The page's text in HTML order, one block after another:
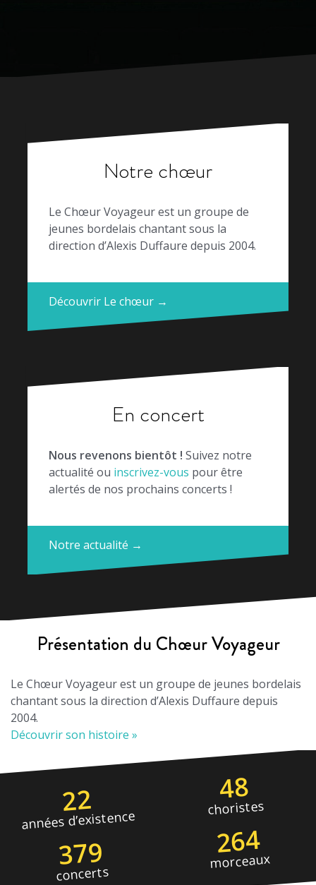
Notre chœur
Le Chœur Voyageur est un groupe de
jeunes bordelais chantant sous la
direction d’Alexis Duffaure depuis 2004.
Découvrir Le chœur →
En concert
Nous revenons bientôt ! Suivez notre
actualité ou inscrivez-vous pour être
alertés de nos prochains concerts !
Notre actualité →
Présentation du Chœur Voyageur
Le Chœur Voyageur est un groupe de jeunes bordelais
chantant sous la direction d’Alexis Duffaure depuis
2004.
Découvrir son histoire »
22
années d’existence
48
choristes
379
concerts
264
morceaux